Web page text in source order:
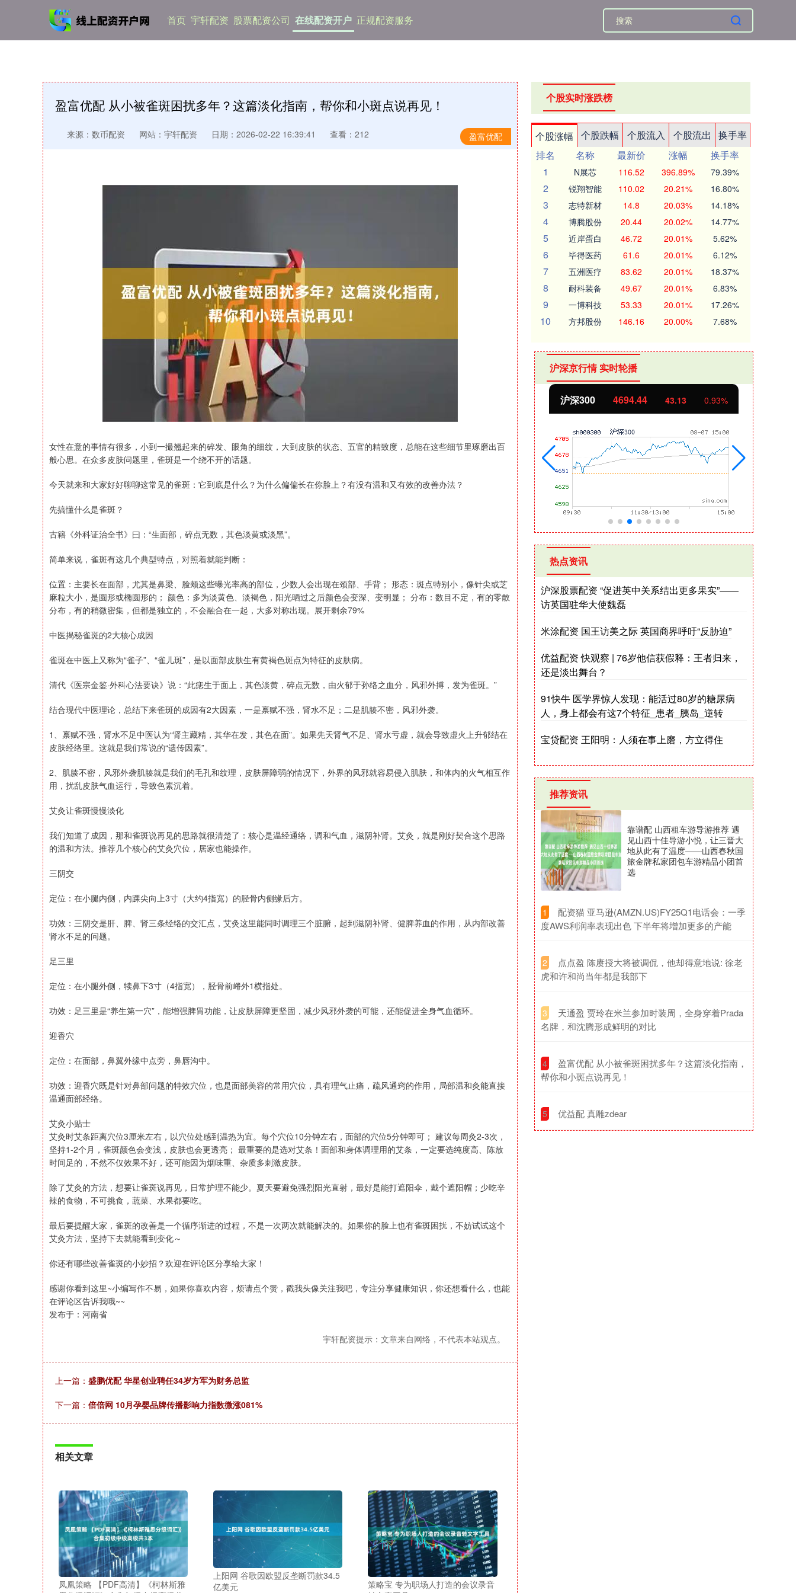
首页 宇轩配资 股票配资公司 在线配资开户 正规配资服务
盈富优配 从小被雀斑困扰多年？这篇淡化指南，帮你和小斑点说再见！
盈富优配
来源：数币配资 网站：宇轩配资 日期：2026-02-22 16:39:41 查看：212
女性在意的事情有很多，小到一撮翘起来的碎发、眼角的细纹，大到皮肤的状态、五官的精致度，总能在这些细节里琢磨出百
般心思。在众多皮肤问题里，雀斑是一个绕不开的话题。
今天就来和大家好好聊聊这常见的雀斑：它到底是什么？为什么偏偏长在你脸上？有没有温和又有效的改善办法？
先搞懂什么是雀斑？
古籍《外科证治全书》曰：“生面部，碎点无数，其色淡黄或淡黑”。
简单来说，雀斑有这几个典型特点，对照着就能判断：
位置：主要长在面部，尤其是鼻梁、脸颊这些曝光率高的部位，少数人会出现在颈部、手背； 形态：斑点特别小，像针尖或芝
麻粒大小，是圆形或椭圆形的； 颜色：多为淡黄色、淡褐色，阳光晒过之后颜色会变深、变明显； 分布：数目不定，有的零散
分布，有的稍微密集，但都是独立的，不会融合在一起，大多对称出现。展开剩余79%
中医揭秘雀斑的2大核心成因
雀斑在中医上又称为“雀子”、“雀儿斑”，是以面部皮肤生有黄褐色斑点为特征的皮肤病。
清代《医宗金鉴·外科心法要诀》说：“此痣生于面上，其色淡黄，碎点无数，由火郁于孙络之血分，风邪外搏，发为雀斑。”
结合现代中医理论，总结下来雀斑的成因有2大因素，一是禀赋不强，肾水不足；二是肌腠不密，风邪外袭。
1、禀赋不强，肾水不足中医认为“肾主藏精，其华在发，其色在面”。如果先天肾气不足、肾水亏虚，就会导致虚火上升郁结在
皮肤经络里。这就是我们常说的“遗传因素”。
2、肌腠不密，风邪外袭肌腠就是我们的毛孔和纹理，皮肤屏障弱的情况下，外界的风邪就容易侵入肌肤，和体内的火气相互作
用，扰乱皮肤气血运行，导致色素沉着。
艾灸让雀斑慢慢淡化
我们知道了成因，那和雀斑说再见的思路就很清楚了：核心是温经通络，调和气血，滋阴补肾。艾灸，就是刚好契合这个思路
的温和方法。推荐几个核心的艾灸穴位，居家也能操作。
三阴交
定位：在小腿内侧，内踝尖向上3寸（大约4指宽）的胫骨内侧缘后方。
功效：三阴交是肝、脾、肾三条经络的交汇点，艾灸这里能同时调理三个脏腑，起到滋阴补肾、健脾养血的作用，从内部改善
肾水不足的问题。
足三里
定位：在小腿外侧，犊鼻下3寸（4指宽），胫骨前嵴外1横指处。
功效：足三里是“养生第一穴”，能增强脾胃功能，让皮肤屏障更坚固，减少风邪外袭的可能，还能促进全身气血循环。
迎香穴
定位：在面部，鼻翼外缘中点旁，鼻唇沟中。
功效：迎香穴既是针对鼻部问题的特效穴位，也是面部美容的常用穴位，具有理气止痛，疏风通窍的作用，局部温和灸能直接
温通面部经络。
艾灸小贴士
艾灸时艾条距离穴位3厘米左右，以穴位处感到温热为宜。每个穴位10分钟左右，面部的穴位5分钟即可； 建议每周灸2-3次，
坚持1-2个月，雀斑颜色会变浅，皮肤也会更透亮； 最重要的是选对艾条！面部和身体调理用的艾条，一定要选纯度高、陈放
时间足的，不然不仅效果不好，还可能因为烟味重、杂质多刺激皮肤。
除了艾灸的方法，想要让雀斑说再见，日常护理不能少。夏天要避免强烈阳光直射，最好是能打遮阳伞，戴个遮阳帽；少吃辛
辣的食物，不可挑食，蔬菜、水果都要吃。
最后要提醒大家，雀斑的改善是一个循序渐进的过程，不是一次两次就能解决的。如果你的脸上也有雀斑困扰，不妨试试这个
艾灸方法，坚持下去就能看到变化～
你还有哪些改善雀斑的小妙招？欢迎在评论区分享给大家！
感谢你看到这里~小编写作不易，如果你喜欢内容，烦请点个赞，戳我头像关注我吧，专注分享健康知识，你还想看什么，也能
在评论区告诉我哦~~
发布于：河南省
宇轩配资提示：文章来自网络，不代表本站观点。
上一篇： 盛鹏优配 华星创业聘任34岁方军为财务总监
下一篇： 倍倍网 10月孕婴品牌传播影响力指数微涨081%
相关文章
凤凰策略 【PDF高清】《柯林斯雅
上阳网 谷歌因欧盟反垄断罚款34.5
亿美元
策略宝 专为职场人打造的会议录音
个股实时涨跌榜
个股涨幅 个股跌幅 个股流入 个股流出
换手率
排名
名称 最新价 涨幅
换手率
1
N展芯 116.52 396.89% 79.39%
2 锐翔智能 110.02 20.21% 16.80%
3 志特新材 14.8 20.03% 14.18%
4 博腾股份 20.44 20.02% 14.77%
5 近岸蛋白 46.72 20.01% 5.62%
6 毕得医药 61.6 20.01% 6.12%
7 五洲医疗 83.62 20.01% 18.37%
8 耐科装备 49.67 20.01% 6.83%
9 一博科技 53.33 20.01% 17.26%
10 方邦股份 146.16 20.00% 7.68%
沪深京行情 实时轮播
上证指数 3940.04 39.68 1.02% 沪深300 4694.44 43.13 0.93%
热点资讯
沪深股票配资 “促进英中关系结出更多果实”——
访英国驻华大使魏磊
米涂配资 国王访美之际 英国商界呼吁“反胁迫”
优益配资 快观察 | 76岁他信获假释：王者归来，
还是淡出舞台？
91快牛 医学界惊人发现：能活过80岁的糖尿病
人，身上都会有这7个特征_患者_胰岛_逆转
宝贷配资 王阳明：人须在事上磨，方立得住
推荐资讯
靠谱配 山西租车游导游推荐 遇
见山西十佳导游小悦，让三晋大
地从此有了温度——山西春秋国
旅金牌私家团包车游精品小团首
选
1
​配资猫 亚马逊(AMZN.US)FY25Q1电话会：一季
度AWS利润率表现出色 下半年将增加更多的产能
2
​点点盈 陈赓授大将被调侃，他却得意地说: 徐老
虎和许和尚当年都是我部下
3
​天通盈 贾玲在米兰参加时装周，全身穿着Prada
名牌，和沈腾形成鲜明的对比
4
​盈富优配 从小被雀斑困扰多年？这篇淡化指南，
帮你和小斑点说再见！
5 ​优益配 真雕zdear